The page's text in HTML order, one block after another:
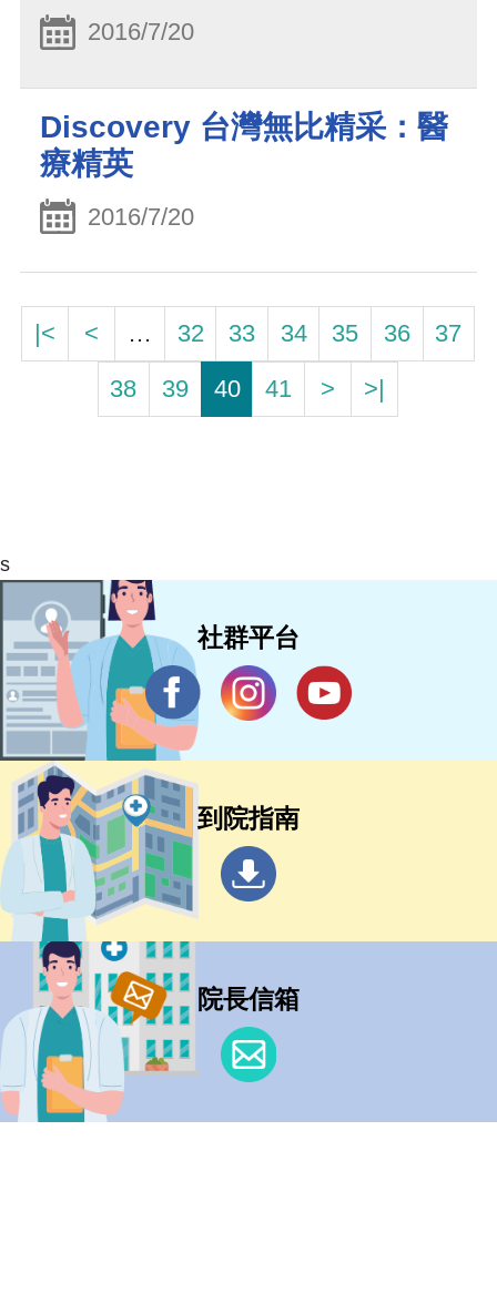
2016/7/20
Discovery 台灣無比精采：醫
療精英
2016/7/20
|< < … 32 33 34 35 36
37
38
39 40 41 > >|
s
社群平台
到院指南
院長信箱